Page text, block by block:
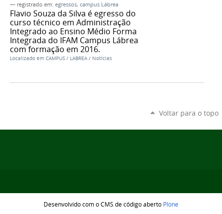
— registrado em: egressos, campus Lábrea
Flavio Souza da Silva é egresso do
curso técnico em Administração
Integrado ao Ensino Médio Forma
Integrada do IFAM Campus Lábrea
com formação em 2016.
Localizado em CAMPUS / LABREA / Notícias
Voltar para o topo
Desenvolvido com o CMS de código aberto Plone